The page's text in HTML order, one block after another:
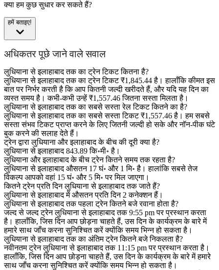
क्या हम कुछ सुधार कर सकते हैं?
हमें बताइए!
अधिकतर पूछे जाने वाले सवाल
लुधियाना से इलाहाबाद तक का ट्रेन टिकट कितना है?
लुधियाना से इलाहाबाद तक का ट्रेन टिकट ₹1,845.44 है। हालाँकि कीमत इस
बात पर निर्भर करती है कि आप कितनी जल्दी खरीदते हैं, और यदि यह दिन का
व्यस्त समय है। कभी-कभी उन्हें ₹1,557.46 जितना सस्ता मिलता है।
लुधियाना से इलाहाबाद तक का सबसे सस्ता रेल टिकट कितने का है?
लुधियाना से इलाहाबाद तक का सबसे सस्ता टिकट ₹1,557.46 है। हम सबसे
सस्ता संभव टिकट प्राप्त करने के लिए जितनी जल्दी हो सके और नॉन-पीक घंटे
बुक करने की सलाह देते हैं।
ट्रेन द्वारा लुधियाना और इलाहाबाद के बीच की दूरी क्या है?
लुधियाना से इलाहाबाद 843.89 कि॰मी॰ है।
लुधियाना और इलाहाबाद के बीच ट्रेन कितने समय तक रहता है?
लुधियाना से इलाहाबाद औसतन 17 घं॰ और 1 मि॰ है। हालांकि सबसे तेज
विकल्प आपको वहां 15 घं॰ और 5 मि॰ पर मिल जाएगा।
कितने ट्रेन प्रति दिन लुधियाना से इलाहाबाद तक जाते हैं?
लुधियाना से इलाहाबाद में औसतन प्रति दिन 2 कनेक्शन हैं।
लुधियाना से इलाहाबाद तक पहला ट्रेन कितने बजे रवाना होता है?
जल्द से जल्द ट्रेन लुधियाना से इलाहाबाद तक 9:55 pm पर प्रस्थान करता
है। हालाँकि, जिस दिन आप छोड़ना चाहते हैं, उस दिन के कार्यक्रम के बारे में
हमारे साथ जाँच करना सुनिश्चित करें क्योंकि समय भिन्न हो सकता है।
लुधियाना से इलाहाबाद तक का अंतिम ट्रेन कितने बजे निकलता है?
नवीनतम ट्रेन लुधियाना से इलाहाबाद तक 11:15 pm पर प्रस्थान करता है।
हालाँकि, जिस दिन आप छोड़ना चाहते हैं, उस दिन के कार्यक्रम के बारे में हमारे
साथ जाँच करना सुनिश्चित करें क्योंकि समय भिन्न हो सकता है।